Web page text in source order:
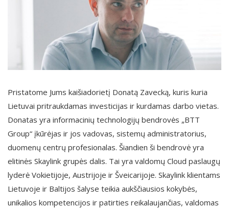
Pristatome Jums kaišiadorietį Donatą Zavecką, kuris kuria
Lietuvai pritraukdamas investicijas ir kurdamas darbo vietas.
Donatas yra informacinių technologijų bendrovės „BTT
Group“ įkūrėjas ir jos vadovas, sistemų administratorius,
duomenų centrų profesionalas. Šiandien ši bendrovė yra
elitinės Skaylink grupės dalis. Tai yra valdomų Cloud paslaugų
lyderė Vokietijoje, Austrijoje ir Šveicarijoje. Skaylink klientams
Lietuvoje ir Baltijos šalyse teikia aukščiausios kokybės,
unikalios kompetencijos ir patirties reikalaujančias, valdomas